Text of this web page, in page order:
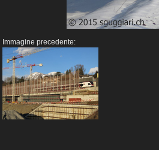
Immagine precedente: